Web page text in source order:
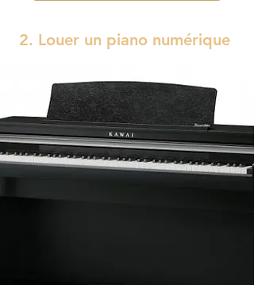
2. Louer un piano numérique